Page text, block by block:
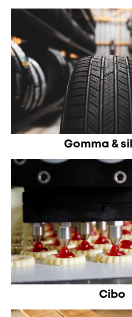
Gomma &
Cibo